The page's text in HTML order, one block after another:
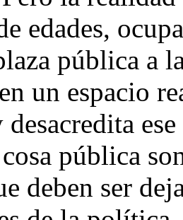
edades,
pública a
un espacio
pública
deben ser